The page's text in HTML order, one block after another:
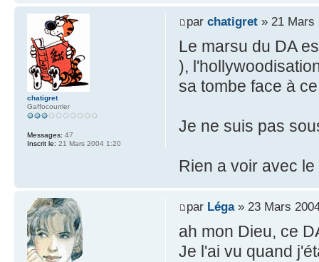
par chatigret» 21 Mars
Le marsu du DA
),
sa tombe face à
Je ne suis pas
Rien a voir avec
chatigret
Gaffocourrier
Messages: 47
Inscrit le: 21 Mars 2004 1:20
par Léga» 23 Mars
ah mon Dieu, ce
Je l'ai vu quand